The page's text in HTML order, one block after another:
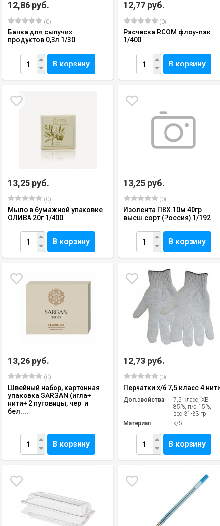
12,86 руб.
(0)
Банка для сыпучих
продуктов 0,3л 1/30
В корзину
12,77 руб.
(0)
Расческа ROOM флоу-пак
1/400
В корзину
13,25 руб.
(0)
Мыло в бумажной упаковке
ОЛИВА 20г 1/400
В корзину
13,25 руб.
(0)
Изолента ПВХ 10м 40гр
высш.сорт (Россия) 1/192
В корзину
13,26 руб.
(0)
Швейный набор, картонная
упаковка SARGAN (игла+
нити+ 2 пуговицы, чер. и
бел....
В корзину
12,73 руб.
(0)
Перчатки х/б 7,5 класс 4
Доп.свойства
7,5 класс, ХБ
85%, п/э 15%,
вес 31-33 гр
Материал
х/б
В корзину